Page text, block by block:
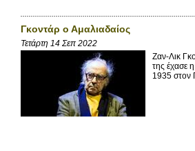
Γκοντάρ ο Αμαλιαδαίος
Τετάρτη 14 Σεπ 2022
Ζαν-Λικ
της έχασε
1935 στον